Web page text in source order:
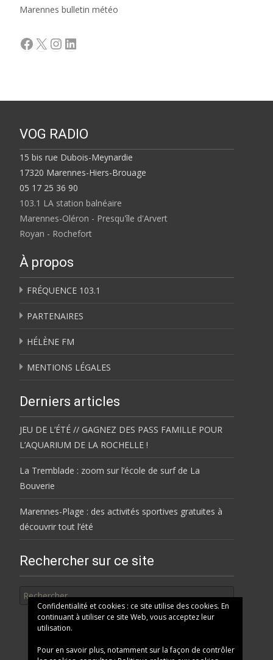
Marennes bulletin météo
Facebook
X Instagram
LinkedIn
VOG RADIO
15 bis rue Dubois-Meynardie
17320 Marennes-Hiers-Brouage
05 17 25 36 90
103.1 LA station balnéaire
Marennes-Oléron - Presqu'île d'Arvert
Royan - Rochefort
À propos
FRÉQUENCE 103.1
PARTENAIRES
HÉLÈNE FM
MENTIONS LÉGALES
Derniers articles
JEU DE L’ÉTÉ // GAGNEZ DES PASS FAMILLE POUR
L’AQUARIUM DE LA ROCHELLE !
La Tremblade : zoom sur l’école de surf de La
Bouverie
Marennes-Plage : des activités sportives gratuites à
découvrir tout l’été
Rechercher sur ce site
Confidentialité et cookies : ce site utilise des cookies. En
continuant à utiliser ce site Web, vous acceptez leur
utilisation.
Pour en savoir plus, notamment sur la façon de contrôler